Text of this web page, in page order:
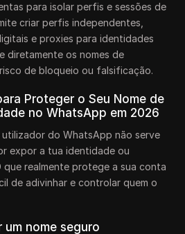
para isolar perfis e sessões de
criar perfis independentes,
e proxies para identidades
diretamente os nomes de
de bloqueio ou falsificação.
Proteger o Seu Nome de
no WhatsApp em 2026
utilizador do WhatsApp não serve
expor a tua identidade ou
que realmente protege a sua conta
de adivinhar e controlar quem o
um nome seguro